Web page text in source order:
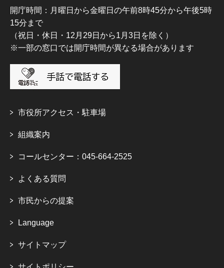
開庁時間：月曜日から金曜日の午前8時45分から午後5時
15分まで
（祝日・休日・12月29日から1月3日を除く）
※一部の窓口では開庁時間が異なる場合があります
市役所アクセス・駐車場
組織案内
コールセンター：045-664-2525
よくある質問
市民からの提案
Language
サイトマップ